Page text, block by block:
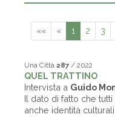
«« « 1 2 3
Una Città 287 / 2022
QUEL TRATTINO
Intervista a Guido
Il dato di fatto che
anche identità